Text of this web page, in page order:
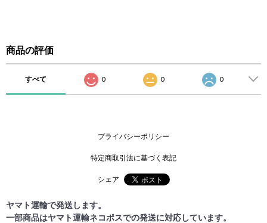
商品の評価
すべて 0 0 0
プライバシーポリシー
特定商取引法に基づく表記
シェア
ヤマト運輸で発送します。
一部商品はヤマト運輸ネコポスでの発送に対応しています。